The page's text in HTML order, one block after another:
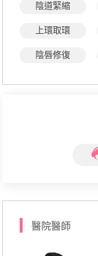
陰道緊縮
上環取環
陰唇修復
醫院醫師